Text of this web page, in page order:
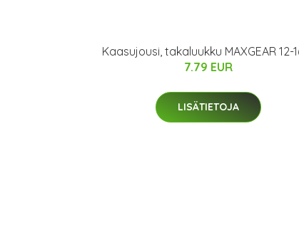
Kaasujousi, takaluukku MAXGEAR 12-
7.79 EUR
LISÄTIETOJA